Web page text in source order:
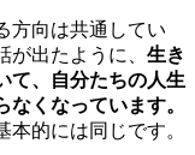
方向は共通してい
出たように、 生き
て、自分たちの人生
くなっています。
的には同じです。